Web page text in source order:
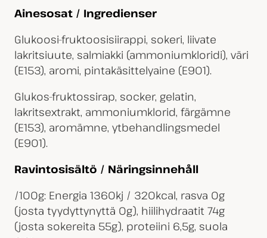
Ainesosat / Ingredienser
Glukoosi-fruktoosisiirappi, sokeri, liivate
lakritsiuute, salmiakki (ammoniumkloridi), väri
(E153), aromi, pintakäsittelyaine (E901).
Glukos-fruktossirap, socker, gelatin,
lakritsextrakt, ammoniumklorid, färgämne
(E153), aromämne, ytbehandlingsmedel
(E901).
Ravintosisältö / Näringsinnehåll
/100g: Energia 1360kj / 320kcal, rasva 0g
(josta tyydyttynyttä 0g), hiilihydraatit 74g
(josta sokereita 55g), proteiini 6,5g, suola